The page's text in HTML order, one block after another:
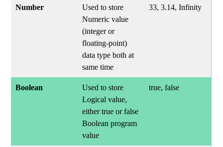
Number
Used to store
Numeric value
(integer or
floating-point)
data type both at
same time
33, 3.14, Infinity
Boolean
Used to store
Logical value,
either true or false
Boolean program
value
true, false